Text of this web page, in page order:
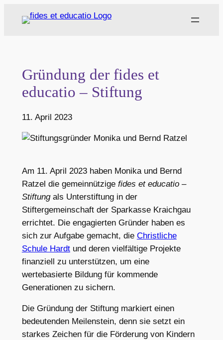
Inhalt
Gründung der fides et
educatio – Stiftung
11. April 2023
Am 11. April 2023 haben Monika und Bernd
Ratzel die gemeinnützige fides et educatio –
Stiftungals Unterstiftung in der
Stiftergemeinschaft der Sparkasse Kraichgau
errichtet. Die engagierten Gründer haben es
sich zur Aufgabe gemacht, die Christliche
Schule Hardtund deren vielfältige Projekte
finanziell zu unterstützen, um eine
wertebasierte Bildung für kommende
Generationen zu sichern.
Die Gründung der Stiftung markiert einen
bedeutenden Meilenstein, denn sie setzt ein
starkes Zeichen für die Förderung von Kindern